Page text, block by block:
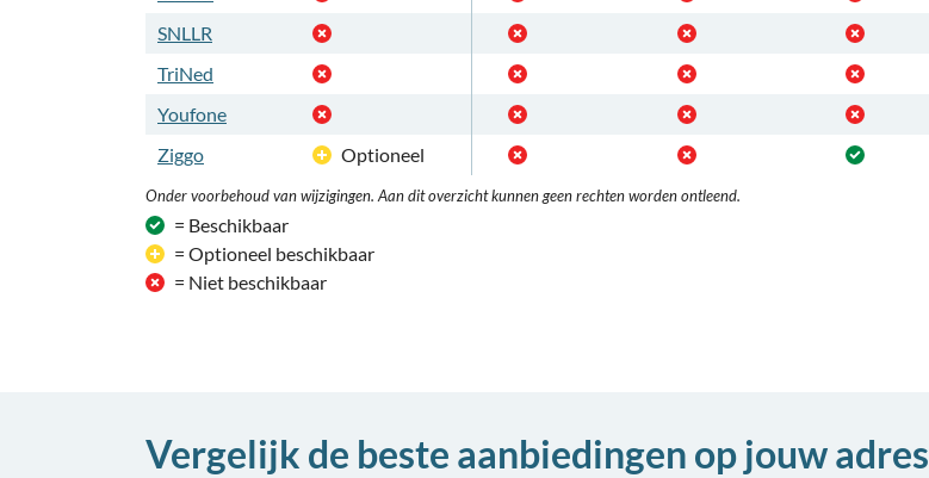
SNLLR
TriNed
Youfone
Ziggo
Optioneel
Onder voorbehoud van wijzigingen. Aan dit overzicht kunnen geen rechten worden ontleend.
= Beschikbaar
= Optioneel beschikbaar
= Niet beschikbaar
Vergelijk de beste aanbiedingen op jouw adres